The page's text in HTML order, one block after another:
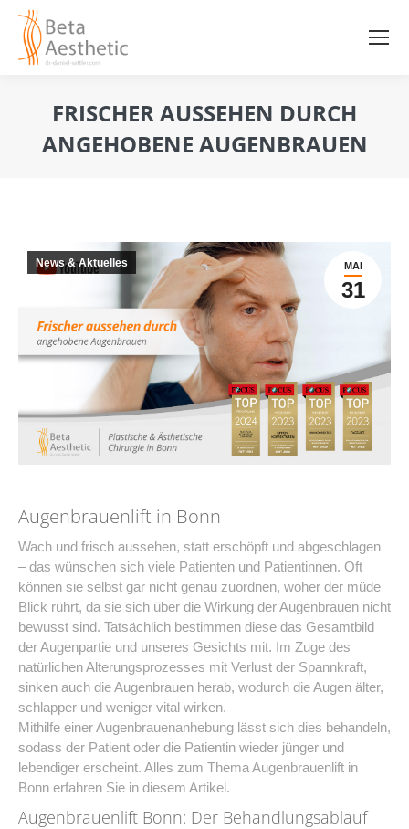
FRISCHER AUSSEHEN DURCH
ANGEHOBENE AUGENBRAUEN
MAI
31
News & Aktuelles
Augenbrauenlift in Bonn
Wach und frisch aussehen, statt erschöpft und abgeschlagen
– das wünschen sich viele Patienten und Patientinnen. Oft
können sie selbst gar nicht genau zuordnen, woher der müde
Blick rührt, da sie sich über die Wirkung der Augenbrauen nicht
bewusst sind. Tatsächlich bestimmen diese das Gesamtbild
der Augenpartie und unseres Gesichts mit. Im Zuge des
natürlichen Alterungsprozesses mit Verlust der Spannkraft,
sinken auch die Augenbrauen herab, wodurch die Augen älter,
schlapper und weniger vital wirken.
Mithilfe einer Augenbrauenanhebung lässt sich dies behandeln,
sodass der Patient oder die Patientin wieder jünger und
lebendiger erscheint. Alles zum Thema Augenbrauenlift in
Bonn erfahren Sie in diesem Artikel.
Augenbrauenlift Bonn: Der Behandlungsablauf